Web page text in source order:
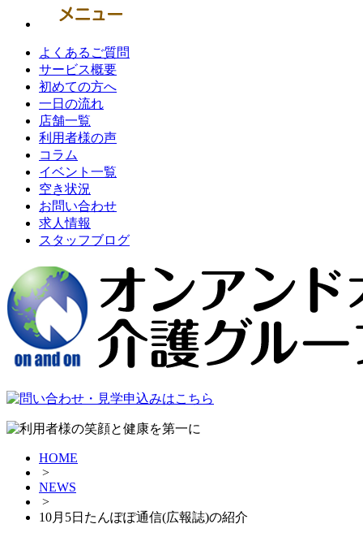
よくあるご質問
サービス概要
初めての方へ
一日の流れ
店舗一覧
利用者様の声
コラム
イベント一覧
空き状況
お問い合わせ
求人情報
スタッフブログ
HOME
>
NEWS
>
10月5日たんぽぽ通信(広報誌)の紹介